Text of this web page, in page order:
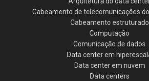
Cabeamento de telecomunicações
Cabeamento estruturado
Computação
Comunicação de dados
Data center em
Data center em nuvem
Data centers